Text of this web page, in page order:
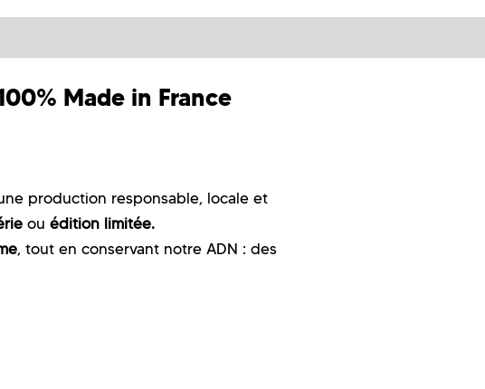
Made in France
production responsable, locale et
ou édition limitée.
, tout en conservant notre ADN : des